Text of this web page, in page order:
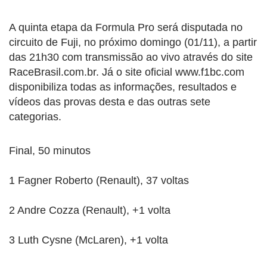
A quinta etapa da Formula Pro será disputada no
circuito de Fuji, no próximo domingo (01/11), a partir
das 21h30 com transmissão ao vivo através do site
RaceBrasil.com.br. Já o site oficial www.f1bc.com
disponibiliza todas as informações, resultados e
vídeos das provas desta e das outras sete
categorias.
Final, 50 minutos
1 Fagner Roberto (Renault), 37 voltas
2 Andre Cozza (Renault), +1 volta
3 Luth Cysne (McLaren), +1 volta